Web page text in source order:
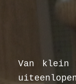
Van klein